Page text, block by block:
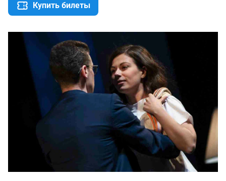
Купить билеты